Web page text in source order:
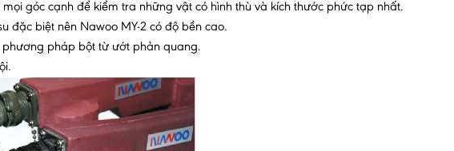
góc cạnh để kiểm tra những vật có hình thù và kích thước phức tạp nhất.
đặc biệt nên Nawoo MY-2 có độ bền cao.
phương pháp bột từ ướt phản quang.